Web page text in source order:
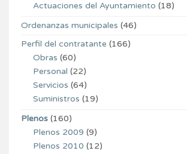
Actuaciones del Ayuntamiento (18)
Ordenanzas municipales (46)
Perfil del contratante (166)
Obras (60)
Personal (22)
Servicios (64)
Suministros (19)
Plenos (160)
Plenos 2009 (9)
Plenos 2010 (12)